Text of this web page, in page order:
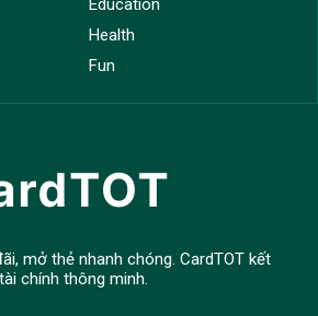
Education
Health
Fun
mở thẻ nhanh chóng. CardTOT kết
chính thông minh.